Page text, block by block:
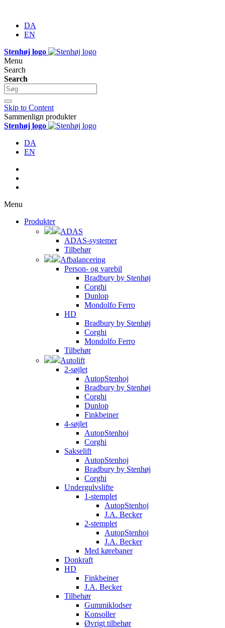
DA
EN
Stenhøj logo
Menu
Search
Search
Skip to Content
Sammenlign produkter
Stenhøj logo
DA
EN
Menu
Produkter
ADAS
ADAS-systemer
Tilbehør
Afbalancering
Person- og varebil
Bradbury by Stenhøj
Corghi
Dunlop
Mondolfo Ferro
HD
Bradbury by Stenhøj
Corghi
Mondolfo Ferro
Tilbehør
Autolift
2-søjlet
AutopStenhoj
Bradbury by Stenhøj
Corghi
Dunlop
Finkbeiner
4-søjlet
AutopStenhoj
Corghi
Sakselift
AutopStenhoj
Bradbury by Stenhøj
Corghi
Undergulvslifte
1-stemplet
AutopStenhoj
J.A. Becker
2-stemplet
AutopStenhoj
J.A. Becker
Med kørebaner
Donkraft
HD
Finkbeiner
J.A. Becker
Tilbehør
Gummiklodser
Konsoller
Øvrigt tilbehør